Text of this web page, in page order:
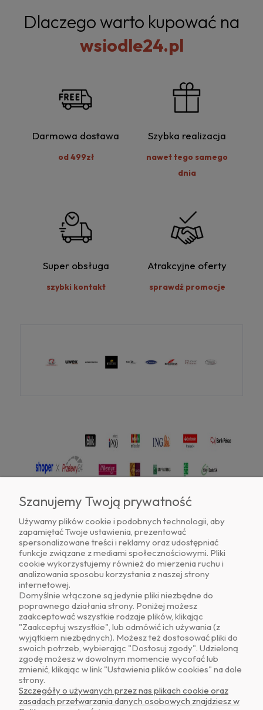
Dlaczego warto kupować na
wsiodle24.pl
Darmowa dostawa
od 499zł
Szybka realizacja
nawet tego samego
dnia
Super obsługa
szybki kontakt
Atrakcyjne oferty
sprawdź promocje
Znajdź nas na
O NAS
OBSŁUGA KLIENTA
POMOC
Szanujemy Twoją prywatność
Używamy plików cookie i podobnych technologii, aby
zapamiętać Twoje ustawienia, prezentować
spersonalizowane treści i reklamy oraz udostępniać
funkcje związane z mediami społecznościowymi. Pliki
cookie wykorzystujemy również do mierzenia ruchu i
analizowania sposobu korzystania z naszej strony
internetowej.
Domyślnie włączone są jedynie pliki niezbędne do
poprawnego działania strony. Poniżej możesz
zaakceptować wszystkie rodzaje plików, klikając
"Zaakceptuj wszystkie", lub odmówić ich używania (z
wyjątkiem niezbędnych). Możesz też dostosować pliki do
swoich potrzeb, wybierając "Dostosuj zgody". Udzieloną
zgodę możesz w dowolnym momencie wycofać lub
zmienić, klikając w link "Ustawienia plików cookies" na dole
strony.
Szczegóły o używanych przez nas plikach cookie oraz
zasadach przetwarzania danych osobowych znajdziesz w